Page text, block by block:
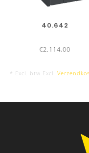
40.642
€2.114,00
* Excl. btw Excl.